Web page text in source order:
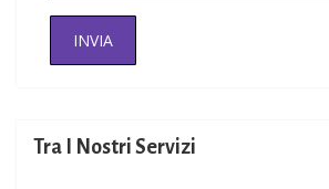
Tra I Nostri Servizi